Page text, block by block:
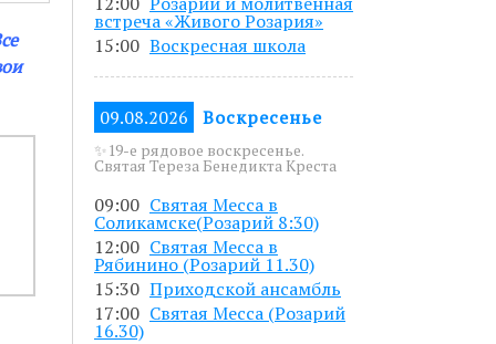
встреча «Живого Розария»
15:00 Воскресная школа
09.08.2026 Воскресенье
✨19-е рядовое воскресенье.
Святая Тереза Бенедикта Креста
09:00 Святая Месса в
Соликамске(Розарий 8:30)
12:00 Святая Месса в
Рябинино (Розарий 11.30)
15:30 Приходской ансамбль
17:00 Святая Месса (Розарий
16.30)
до 19.00.
в
по